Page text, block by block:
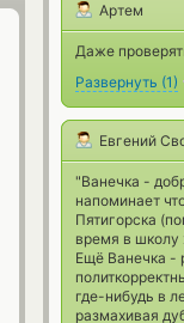
Артем
Даже
Развернуть (1)
Евгений
"Ванечка -
напоминает
Пятигорска
время в школу
Ещё Ванечка -
где-нибудь в
размахивая